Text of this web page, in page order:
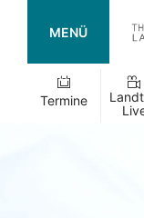
MENÜ
Termine